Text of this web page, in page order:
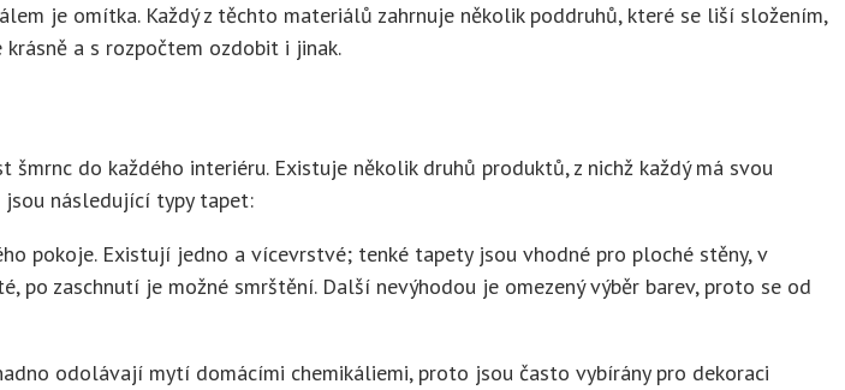
je omítka. Každý z těchto materiálů zahrnuje několik poddruhů, které se liší složením,
a s rozpočtem ozdobit i jinak.
do každého interiéru. Existuje několik druhů produktů, z nichž každý má svou
následující typy tapet:
pokoje. Existují jedno a vícevrstvé; tenké tapety jsou vhodné pro ploché stěny, v
zaschnutí je možné smrštění. Další nevýhodou je omezený výběr barev, proto se od
odolávají mytí domácími chemikáliemi, proto jsou často vybírány pro dekoraci